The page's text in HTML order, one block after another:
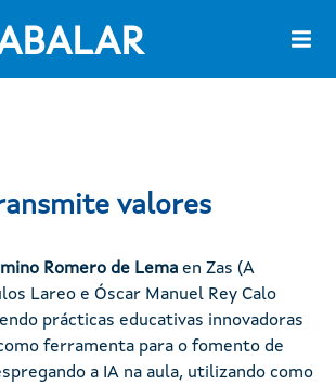
valores
Romero de Lema en Zas (A
Lareo e Óscar Manuel Rey Calo
prácticas educativas innovadoras
ferramenta para o fomento de
a IA na aula, utilizando como